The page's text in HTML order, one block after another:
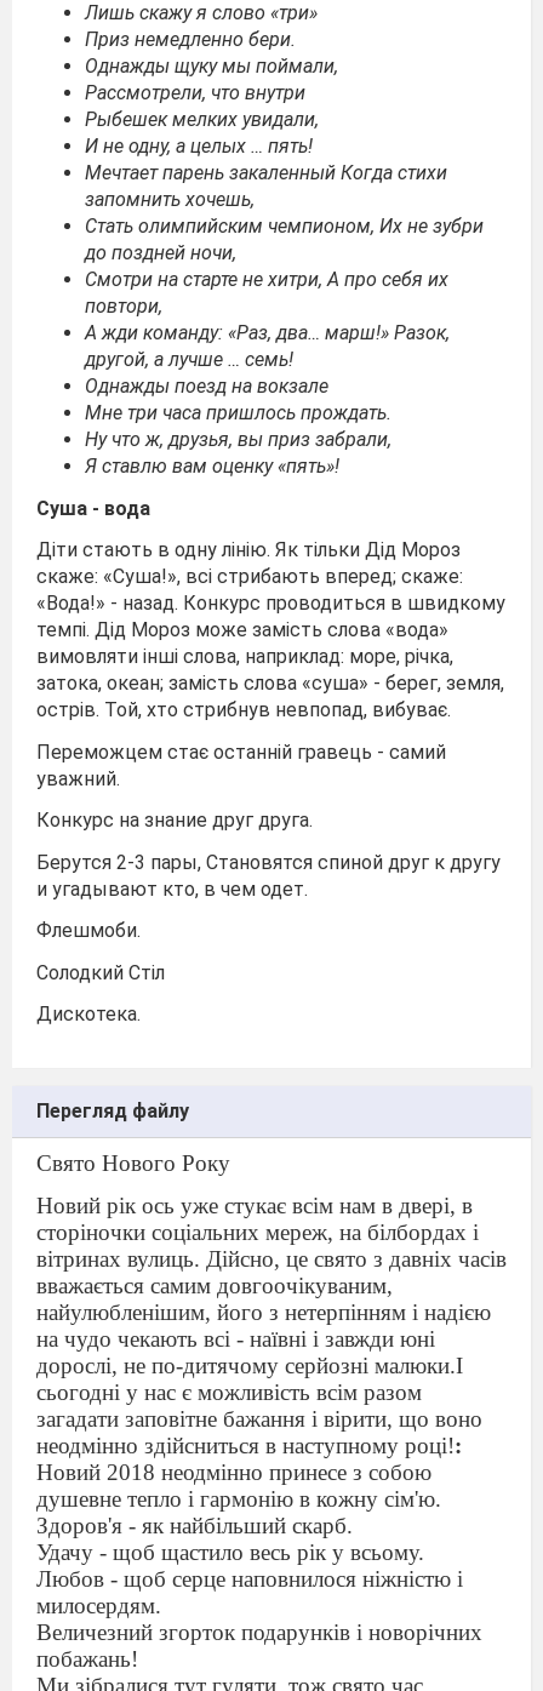
Лишь скажу я слово «три»
Приз немедленно бери.
Однажды щуку мы поймали,
Рассмотрели, что внутри
Рыбешек мелких увидали,
И не одну, а целых … пять!
Мечтает парень закаленный Когда стихи
запомнить хочешь,
Стать олимпийским чемпионом, Их не зубри
до поздней ночи,
Смотри на старте не хитри, А про себя их
повтори,
А жди команду: «Раз, два… марш!» Разок,
другой, а лучше … семь!
Однажды поезд на вокзале
Мне три часа пришлось прождать.
Ну что ж, друзья, вы приз забрали,
Я ставлю вам оценку «пять»!
Суша - вода
Діти стають в одну лінію. Як тільки Дід Мороз
скаже: «Суша!», всі стрибають вперед; скаже:
«Вода!» - назад. Конкурс проводиться в швидкому
темпі. Дід Мороз може замість слова «вода»
вимовляти інші слова, наприклад: море, річка,
затока, океан; замість слова «суша» - берег, земля,
острів. Той, хто стрибнув невпопад, вибуває.
Переможцем стає останній гравець - самий
уважний.
Конкурс на знание друг друга.
Берутся 2-3 пары, Становятся спиной друг к другу
и угадывают кто, в чем одет.
Флешмоби.
Солодкий Стіл
Дискотека.
Перегляд файлу
Свято Нового Року
Новий рік ось уже стукає всім нам в двері, в
сторіночки соціальних мереж, на білбордах і
вітринах вулиць. Дійсно, це свято з давніх часів
вважається самим довгоочікуваним,
найулюбленішим, його з нетерпінням і надією
на чудо чекають всі - наївні і завжди юні
дорослі, не по-дитячому серйозні малюки.І
сьогодні у нас є можливість всім разом
загадати заповітне бажання і вірити, що воно
неодмінно здійсниться в наступному році!:
Новий 2018 неодмінно принесе з собою
душевне тепло і гармонію в кожну сім'ю.
Здоров'я - як найбільший скарб.
Удачу - щоб щастило весь рік у всьому.
Любов - щоб серце наповнилося ніжністю і
милосердям.
Величезний згорток подарунків і новорічних
побажань!
Ми зібралися тут гуляти, тож свято час